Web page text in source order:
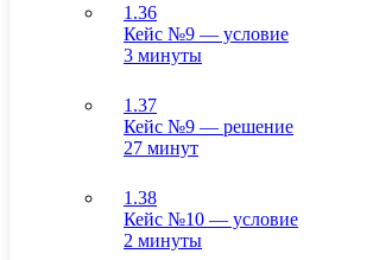
1.36
Кейс №9 — условие
3 минуты
1.37
Кейс №9 — решение
27 минут
1.38
Кейс №10 — условие
2 минуты